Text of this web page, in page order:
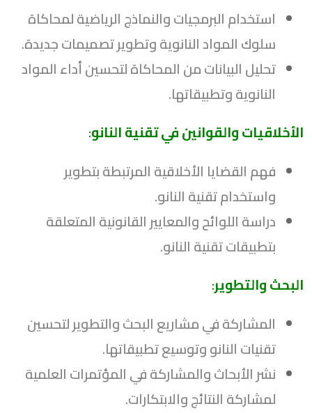
استخدام البرمجيات والنماذج الرياضية لمحاكاة
سلوك المواد النانوية وتطوير تصميمات جديدة.
تحليل البيانات من المحاكاة لتحسين أداء المواد
النانوية وتطبيقاتها.
الأخلاقيات والقوانين في تقنية النانو:
فهم القضايا الأخلاقية المرتبطة بتطوير
واستخدام تقنية النانو.
دراسة اللوائح والمعايير القانونية المتعلقة
بتطبيقات تقنية النانو.
البحث والتطوير:
المشاركة في مشاريع البحث والتطوير لتحسين
تقنيات النانو وتوسيع تطبيقاتها.
نشر الأبحاث والمشاركة في المؤتمرات العلمية
لمشاركة النتائج والابتكارات.